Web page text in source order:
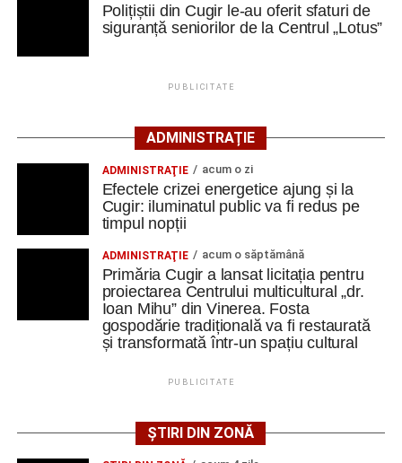
O gospodărie tradițională va fi
readusă la viață
Vinerea, pe un teren de aproximativ 1.975 de metri pătrați,
aflat în proprietatea administrației locale.
Complexul este alcătuit din patru corpuri de clădire – fosta
magazie de fierărie, casa memorială, șura și șoprul-atelier
– care păstrează caracteristicile unei gospodării
tradiționale din zonă. Curtea include elemente autentice,
precum pavajul din piatră de râu și o fântână.
Clădirile au nevoie de lucrări
ample de consolidare
identificat degradări importante ale construcțiilor. Printre
Polițiștii din Cugir le-au oferit sfaturi de
siguranță seniorilor de la Centrul „Lotus”
PUBLICITATE
ADMINISTRAȚIE
ADMINISTRAŢIE acum o zi
Efectele crizei energetice ajung și la
Cugir: iluminatul public va fi redus pe
timpul nopții
ADMINISTRAŢIE acum o săptămână
Primăria Cugir a lansat licitația pentru
proiectarea Centrului multicultural „dr.
Ioan Mihu” din Vinerea. Fosta
gospodărie tradițională va fi restaurată
și transformată într-un spațiu cultural
PUBLICITATE
ȘTIRI DIN ZONĂ